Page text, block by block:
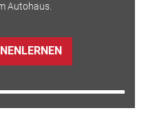
Autohaus.